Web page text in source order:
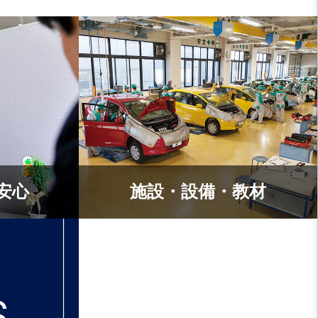
心 施設・設備・教材